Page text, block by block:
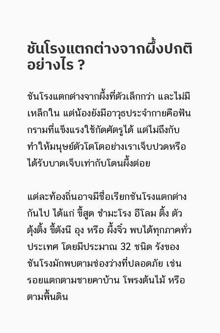
ชันโรงแตกต่างจากผึ้งปกติ
อย่างไร ?
ชันโรงแตกต่างจากผึ้งที่ตัวเล็กกว่า และไม่มี
เหล็กใน แต่น้องยังมีอาวุธประจำกายคือฟัน
กรามที่แข็งแรงใช้กัดศัตรูได้ แต่ไม่ถึงกับ
ทำให้มนุษย์ตัวโตโตอย่างเราเจ็บปวดหรือ
ได้รับบาดเจ็บเท่ากับโดนผึ้งต่อย
แต่ละท้องถิ่นอาจมีชื่อเรียกชันโรงแตกต่าง
กันไป ได้แก่ ขี้สูด ชำมะโรง อีโลม ติ้ง ตัว
ตุ้งติ้ง ขี้ตังนี อุง หรือ ผึ้งจิ๋ว พบได้ทุกภาคทั่ว
ประเทศ โดยมีประมาณ 32 ชนิด รังของ
ชันโรงมักพบตามช่องว่างที่ปลอดภัย เช่น
รอยแตกตามชายคาบ้าน โพรงต้นไม้ หรือ
ตามพื้นดิน